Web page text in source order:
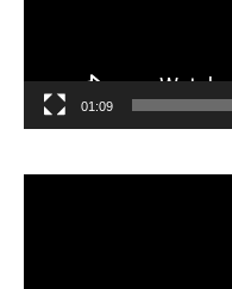
01:09